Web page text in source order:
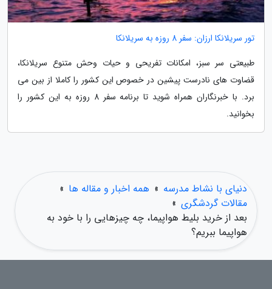
تور سریلانکا ارزان: سفر 8 روزه به سریلانکا
طبیعتی سر سبز، امکانات تفریحی و حیات وحش متنوع سریلانکا،
قضاوت های نادرست پیشین در خصوص این کشور را کاملا از بین می
برد. با خبرنگاران همراه شوید تا برنامه سفر 8 روزه به این کشور را
بخوانید.
دنیای با نشاط مدرسه » همه اخبار و مقاله ها »
مقالات گردشگری »
بعد از خرید بلیط هواپیما، چه چیزهایی را با خود به
هواپیما ببریم؟